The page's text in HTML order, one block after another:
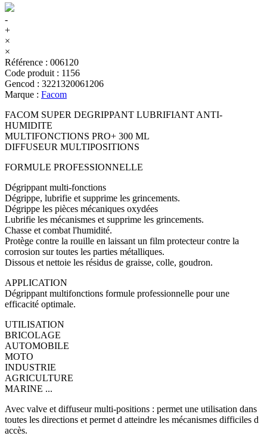
-
+
×
×
Référence : 006120
Code produit : 1156
Gencod : 3221320061206
Marque : Facom
FACOM SUPER DEGRIPPANT LUBRIFIANT ANTI-
HUMIDITE
MULTIFONCTIONS PRO+ 300 ML
DIFFUSEUR MULTIPOSITIONS
FORMULE PROFESSIONNELLE
Dégrippant multi-fonctions
Dégrippe, lubrifie et supprime les grincements.
Dégrippe les pièces mécaniques oxydées
Lubrifie les mécanismes et supprime les grincements.
Chasse et combat l'humidité.
Protège contre la rouille en laissant un film protecteur contre la
corrosion sur toutes les parties métalliques.
Dissous et nettoie les résidus de graisse, colle, goudron.
APPLICATION
Dégrippant multifonctions formule professionnelle pour une
efficacité optimale.
UTILISATION
BRICOLAGE
AUTOMOBILE
MOTO
INDUSTRIE
AGRICULTURE
MARINE ...
Avec valve et diffuseur multi-positions : permet une utilisation dans
toutes les directions et permet d atteindre les mécanismes difficiles d
accès.